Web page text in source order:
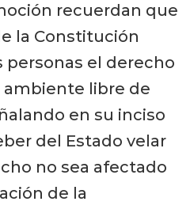
recuerdan que
la Constitución
personas el derecho
ambiente libre de
en su inciso
del Estado velar
no sea afectado
de la